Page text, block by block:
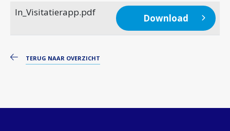
In_Visitatierapp.pdf
Download
TERUG NAAR OVERZICHT